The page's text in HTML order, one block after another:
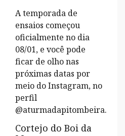
A temporada de
ensaios começou
oficialmente no dia
08/01, e você pode
ficar de olho nas
próximas datas por
meio do Instagram, no
perfil
@aturmadapitombeira.
Cortejo do Boi da